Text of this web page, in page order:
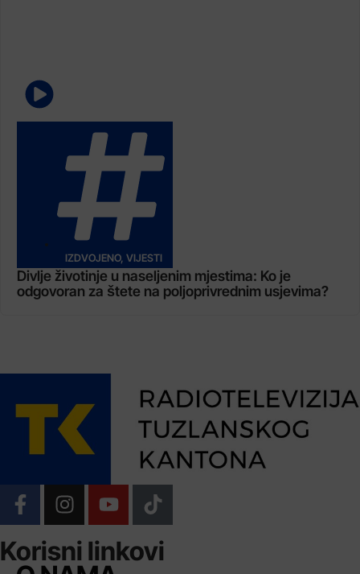
IZDVOJENO, VIJESTI
Divlje životinje u naseljenim mjestima: Ko je
odgovoran za štete na poljoprivrednim usjevima?
Korisni linkovi